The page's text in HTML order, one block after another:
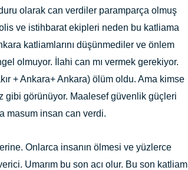
olarak can verdiler paramparça olmuş
ve istihbarat ekipleri neden bu katliama
katliamlarını düşünmediler ve önlem
olmuyor. İlahi can mı vermek gerekiyor.
+ Ankara+ Ankara) ölüm oldu. Ama kimse
gibi görünüyor. Maalesef güvenlik güçleri
masum insan can verdi.
Onlarca insanın ölmesi ve yüzlerce
Umarım bu son acı olur. Bu son katliam